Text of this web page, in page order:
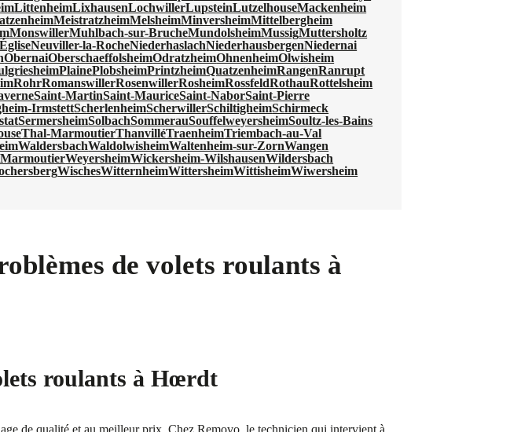
LittenheimLixhausenLochwillerLupsteinLutzelhouseMackenheim
MeistratzheimMelsheimMinversheimMittelbergheim
MonswillerMuhlbach-sur-BrucheMundolsheimMussigMuttersholtz
Neuviller-la-RocheNiederhaslachNiederhausbergenNiedernai
ObernaiOberschaeffolsheimOdratzheimOhnenheimOlwisheim
PlainePlobsheimPrintzheimQuatzenheimRangenRanrupt
RohrRomanswillerRosenwillerRosheimRossfeldRothauRottelsheim
Saint-MartinSaint-MauriceSaint-NaborSaint-Pierre
IrmstettScherlenheimScherwillerSchiltigheimSchirmeck
SermersheimSolbachSommerauSouffelweyersheimSoultz-les-Bains
Thal-MarmoutierThanvilléTraenheimTriembach-au-Val
WaldersbachWaldolwisheimWaltenheim-sur-ZornWangen
MarmoutierWeyersheimWickersheim-WilshausenWildersbach
WischesWitternheimWittersheimWittisheimWiwersheim
de volets roulants à
roulants à Hœrdt